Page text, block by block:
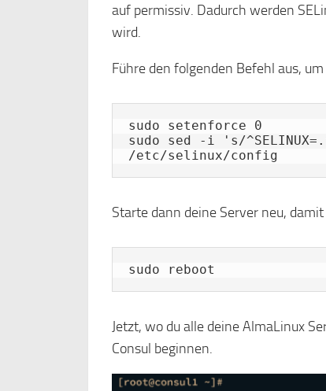
auf permissiv. Dadurch werden
wird.
Führe den folgenden Befehl aus,
sudo setenforce 0
sudo sed -i 's/
/etc/selinux/config
Starte dann deine Server neu,
sudo reboot
Jetzt, wo du alle deine AlmaLinux
Consul beginnen.